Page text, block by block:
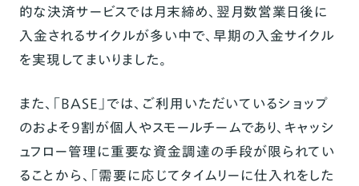
的な決済サービスでは月末締め、翌月数営業日後に
入金されるサイクルが多い中で、早期の入金サイクル
を実現してまいりました。
また、「BASE」では、ご利用いただいているショップ
のおよそ９割が個人やスモールチームであり、キャッシ
ュフロー管理に重要な資金調達の手段が限られてい
ることから、「需要に応じてタイムリーに仕入れをした